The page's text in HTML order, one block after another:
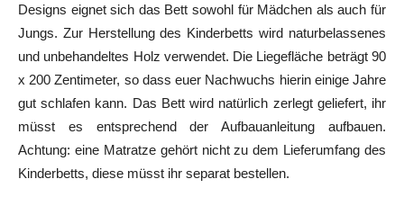
Designs eignet sich das Bett sowohl für Mädchen als auch für
Jungs. Zur Herstellung des Kinderbetts wird naturbelassenes
und unbehandeltes Holz verwendet. Die Liegefläche beträgt 90
x 200 Zentimeter, so dass euer Nachwuchs hierin einige Jahre
gut schlafen kann. Das Bett wird natürlich zerlegt geliefert, ihr
müsst es entsprechend der Aufbauanleitung aufbauen.
Achtung: eine Matratze gehört nicht zu dem Lieferumfang des
Kinderbetts, diese müsst ihr separat bestellen.